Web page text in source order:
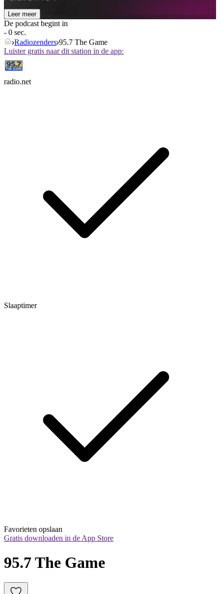
Leer meer
De podcast begint in
- 0 sec.
Radiozenders 95.7 The Game
Luister gratis naar dit station in de app:
radio.net
Slaaptimer
Favorieten opslaan
Gratis downloaden in de App Store
95.7 The Game